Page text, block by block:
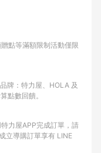
點等滿額限制活動僅限
牌：特力屋、HOLA 及
點數回饋。
力屋APP完成訂單，請
立導購訂單享有 LINE